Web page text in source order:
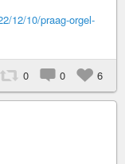
12/10/praag-orgel-
0 0 6